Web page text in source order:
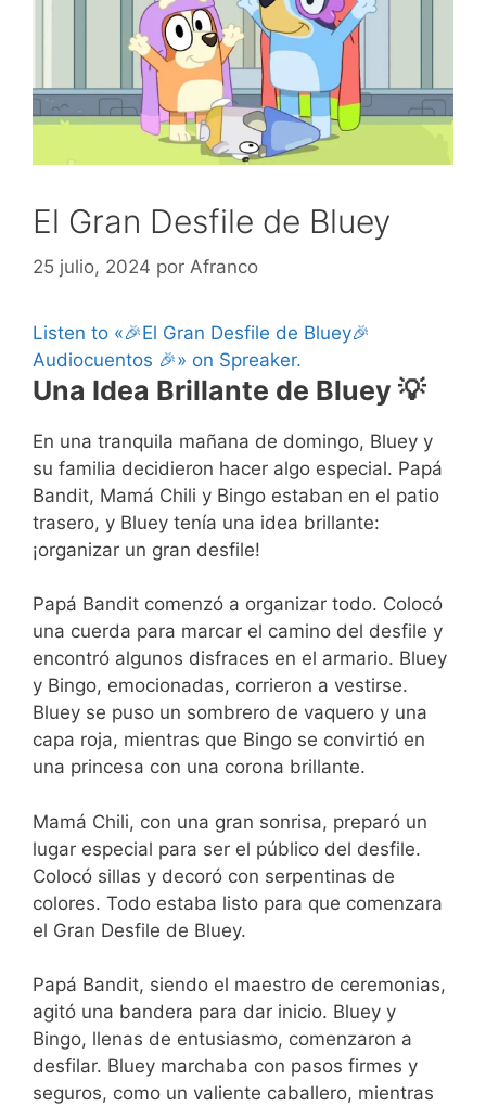
El Gran Desfile de Bluey
25 julio, 2024 por Afranco
Listen to «🎉El Gran Desfile de Bluey🎉
Audiocuentos 🎉» on Spreaker.
Una Idea Brillante de Bluey 💡
En una tranquila mañana de domingo, Bluey y
su familia decidieron hacer algo especial. Papá
Bandit, Mamá Chili y Bingo estaban en el patio
trasero, y Bluey tenía una idea brillante:
¡organizar un gran desfile!
Papá Bandit comenzó a organizar todo. Colocó
una cuerda para marcar el camino del desfile y
encontró algunos disfraces en el armario. Bluey
y Bingo, emocionadas, corrieron a vestirse.
Bluey se puso un sombrero de vaquero y una
capa roja, mientras que Bingo se convirtió en
una princesa con una corona brillante.
Mamá Chili, con una gran sonrisa, preparó un
lugar especial para ser el público del desfile.
Colocó sillas y decoró con serpentinas de
colores. Todo estaba listo para que comenzara
el Gran Desfile de Bluey.
Papá Bandit, siendo el maestro de ceremonias,
agitó una bandera para dar inicio. Bluey y
Bingo, llenas de entusiasmo, comenzaron a
desfilar. Bluey marchaba con pasos firmes y
seguros, como un valiente caballero, mientras